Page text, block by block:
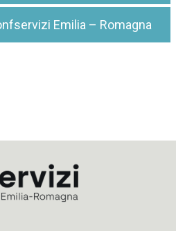
Emilia – Romagna